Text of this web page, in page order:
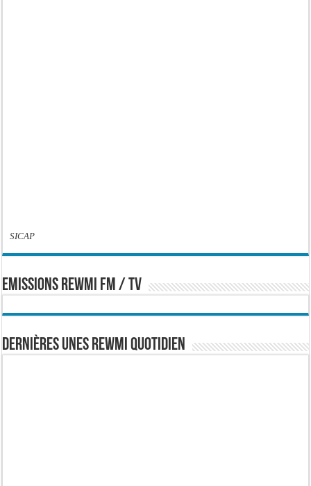
SICAP
EMISSIONS REWMI FM / TV
Dernières Unes Rewmi Quotidien